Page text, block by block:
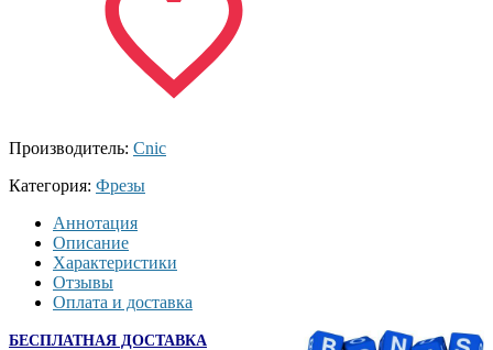
Производитель: Cnic
Категория: Фрезы
Аннотация
Описание
Характеристики
Отзывы
Оплата и доставка
БЕСПЛАТНАЯ ДОСТАВКА